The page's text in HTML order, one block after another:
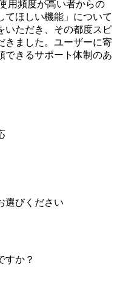
用頻度が高い者からの
てほしい機能」について
いただき、その都度スピ
きました。ユーザーに寄
できるサポート体制のあ
選びください
すか？